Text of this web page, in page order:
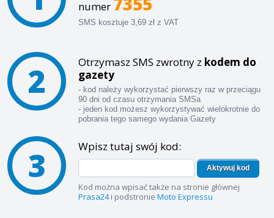
numer
SMS kosztuje 3,69 zł z VAT
2 Otrzymasz SMS zwrotny z kodem do
gazety
- kod należy wykorzystać pierwszy raz w przeciągu
90 dni od czasu otrzymania SMSa
- jeden kod możesz wykorzystywać wielokrotnie do
pobrania tego samego wydania Gazety
3 Wpisz tutaj swój kod:
Aktywuj kod
Kod można wpisać także na stronie głównej
Prasa24i podstronie Moto Expressu